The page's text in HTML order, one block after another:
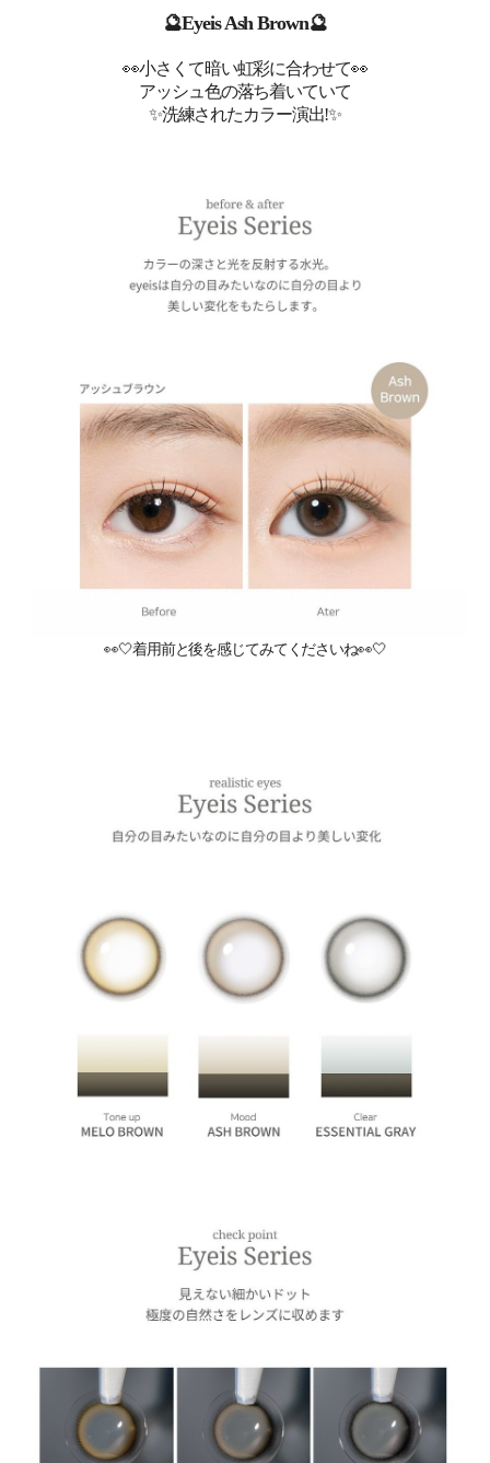
🔮Eyeis Ash Brown🔮
👀小さくて暗い虹彩に合わせて👀
アッシュ色の落ち着いていて
✨洗練されたカラー演出!✨
👀🤍着用前と後を感じてみてくださいね👀🤍